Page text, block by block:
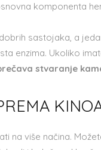
komponenta
sastojaka, a
enzima. Ukoliko
stvaranje
na više načina.